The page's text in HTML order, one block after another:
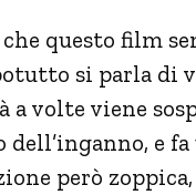
questo film
si parla
volte viene
dell’inganno, e
però